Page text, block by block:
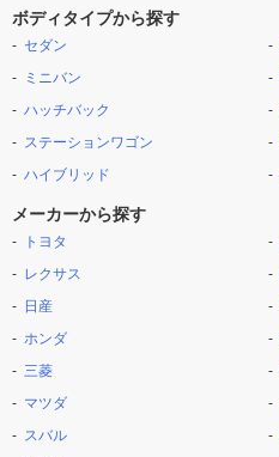
ボディタイプから探す
セダン
ミニバン
ハッチバック
ステーションワゴン
ハイブリッド
メーカーから探す
トヨタ
レクサス
日産
ホンダ
三菱
マツダ
スバル